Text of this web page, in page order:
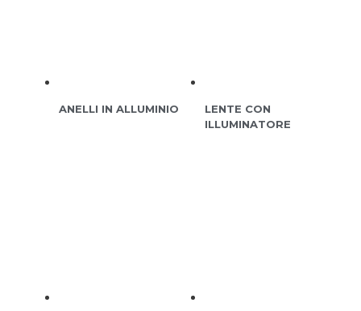
ANELLI IN ALLUMINIO
LENTE CON
ILLUMINATORE